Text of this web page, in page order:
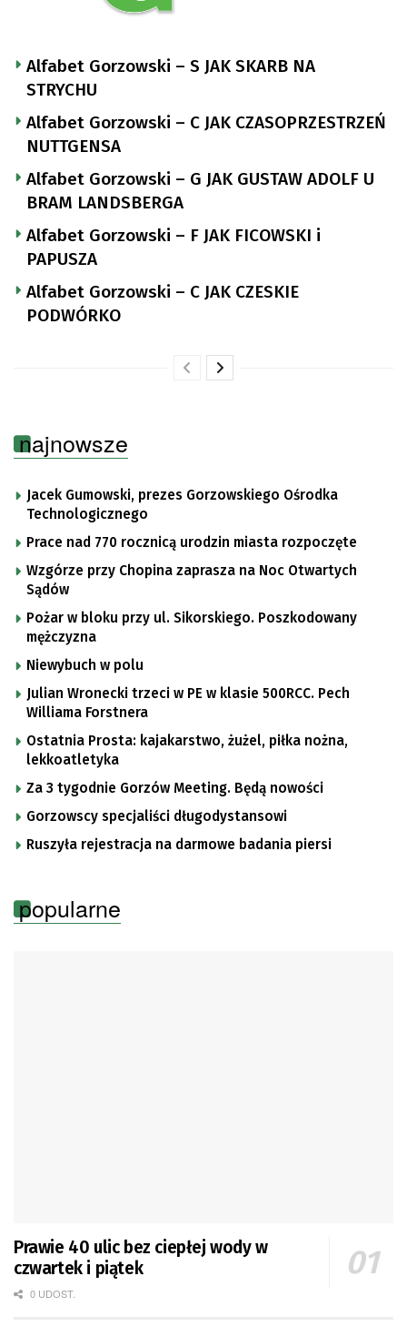
Alfabet Gorzowski – S JAK SKARB NA
STRYCHU
Alfabet Gorzowski – C JAK CZASOPRZESTRZEŃ
NUTTGENSA
Alfabet Gorzowski – G JAK GUSTAW ADOLF U
BRAM LANDSBERGA
Alfabet Gorzowski – F JAK FICOWSKI i
PAPUSZA
Alfabet Gorzowski – C JAK CZESKIE
PODWÓRKO
najnowsze
Jacek Gumowski, prezes Gorzowskiego Ośrodka
Technologicznego
Prace nad 770 rocznicą urodzin miasta rozpoczęte
Wzgórze przy Chopina zaprasza na Noc Otwartych
Sądów
Pożar w bloku przy ul. Sikorskiego. Poszkodowany
mężczyzna
Niewybuch w polu
Julian Wronecki trzeci w PE w klasie 500RCC. Pech
Williama Forstnera
Ostatnia Prosta: kajakarstwo, żużel, piłka nożna,
lekkoatletyka
Za 3 tygodnie Gorzów Meeting. Będą nowości
Gorzowscy specjaliści długodystansowi
Ruszyła rejestracja na darmowe badania piersi
popularne
Prawie 40 ulic bez ciepłej wody w
czwartek i piątek
0 UDOST.